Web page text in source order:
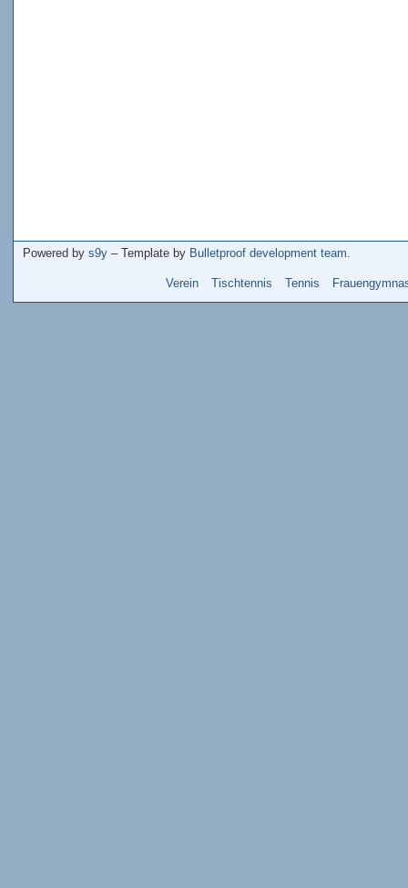
Powered by s9y – Template by Bulletproof development team
Verein Tischtennis Tennis